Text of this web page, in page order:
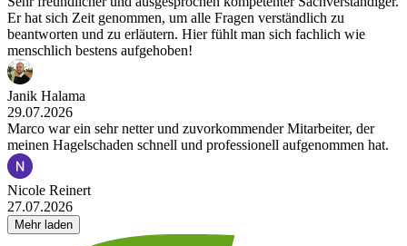
Er hat sich Zeit genommen, um alle Fragen verständlich zu
beantworten und zu erläutern. Hier fühlt man sich fachlich wie
menschlich bestens aufgehoben!
Janik Halama
29.07.2026
Marco war ein sehr netter und zuvorkommender Mitarbeiter, der
meinen Hagelschaden schnell und professionell aufgenommen hat.
Nicole Reinert
27.07.2026
Mehr laden